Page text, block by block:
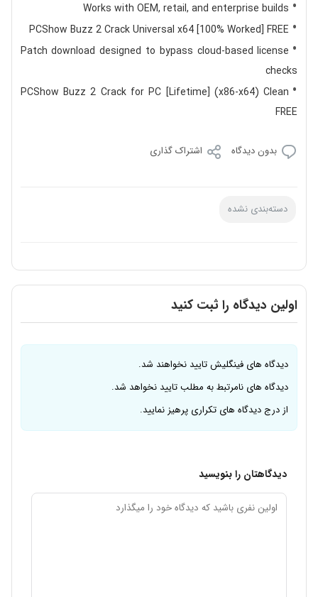
Works with OEM, retail, and enterprise builds
PCShow Buzz 2 Crack Universal x64 [100% Worked] FREE
Patch download designed to bypass cloud-based license
checks
PCShow Buzz 2 Crack for PC [Lifetime] (x86-x64) Clean
FREE
بدون دیدگاه اشتراک گذاری
دسته‌بندی نشده
اولین دیدگاه را ثبت کنید
دیدگاه های فینگلیش تایید نخواهند شد.
دیدگاه های نامرتبط به مطلب تایید نخواهد شد.
از درج دیدگاه های تکراری پرهیز نمایید.
دیدگاهتان را بنویسید